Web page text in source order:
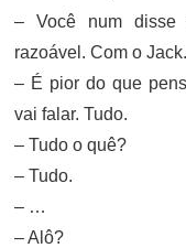
– Você num
razoável. Com o Jack.
– É pior do que
vai falar. Tudo.
– Tudo o quê?
– Tudo.
– …
– Alô?